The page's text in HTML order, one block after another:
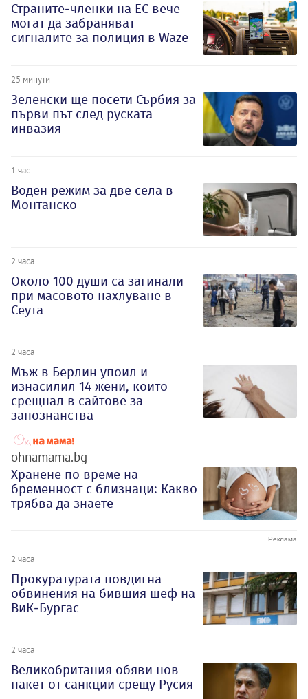
Страните-членки на ЕС вече
могат да забраняват
сигналите за полиция в Waze
25 минути
Зеленски ще посети Сърбия за
първи път след руската
инвазия
1 час
Воден режим за две села в
Монтанско
2 часа
Около 100 души са загинали
при масовото нахлуване в
Сеута
2 часа
Мъж в Берлин упоил и
изнасилил 14 жени, които
срещнал в сайтове за
запознанства
ohnamama.bg
Хранене по време на
бременност с близнаци: Какво
трябва да знаете
2 часа
Прокуратурата повдигна
обвинения на бившия шеф на
ВиК-Бургас
2 часа
Великобритания обяви нов
пакет от санкции срещу Русия